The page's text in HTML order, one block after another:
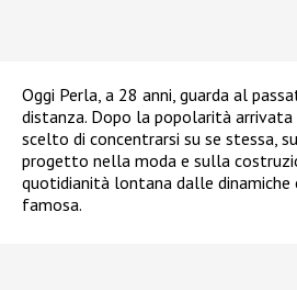
Oggi Perla, a 28 anni, guarda al
distanza. Dopo la popolarità arrivata
scelto di concentrarsi su se stessa,
progetto nella moda e sulla
quotidianità lontana dalle dinamiche
famosa.